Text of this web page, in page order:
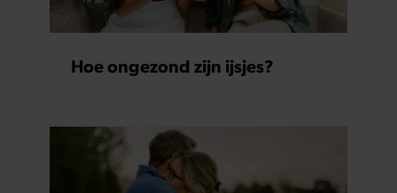
Hoe ongezond zijn ijsjes?